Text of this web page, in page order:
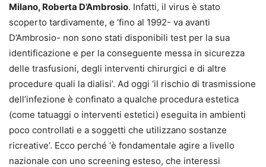
Milano, Roberta D’Ambrosio. Infatti, il virus è stato
scoperto tardivamente, e ‘fino al 1992- va avanti
D’Ambrosio- non sono stati disponibili test per la sua
identificazione e per la conseguente messa in sicurezza
delle trasfusioni, degli interventi chirurgici e di altre
procedure quali la dialisi’. Ad oggi ‘il rischio di trasmissione
dell’infezione è confinato a qualche procedura estetica
(come tatuaggi o interventi estetici) eseguita in ambienti
poco controllati e a soggetti che utilizzano sostanze
ricreative’. Ecco perché ‘è fondamentale agire a livello
nazionale con uno screening esteso, che interessi